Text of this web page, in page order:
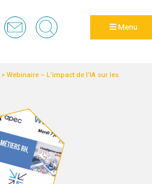
Menu
>Webinaire – L’impact de l’IA sur les